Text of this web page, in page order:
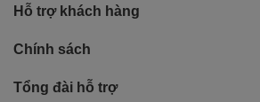
Hỗ trợ khách hàng
Chính sách
Tổng đài hỗ trợ